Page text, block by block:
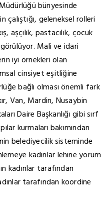
bünyesinde
geleneksel rolleri
aşçılık, pastacılık, çocuk
Mali ve idari
iyi örnekleri olan
cinsiyet eşitliğine
bağlı olması önemli fark
Van, Mardin, Nusaybin
Daire Başkanlığı gibi sırf
kurmaları bakımından
belediyecilik sisteminde
kadınlar lehine yorum
kadınlar tarafından
tarafından koordine